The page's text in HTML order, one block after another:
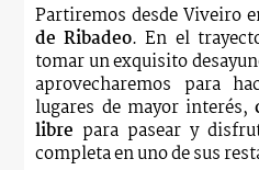
Partiremos desde Viveiro
de Ribadeo. En el
tomar un exquisito
aprovecharemos para
lugares de mayor interés,
libre para pasear y
completa en uno de sus